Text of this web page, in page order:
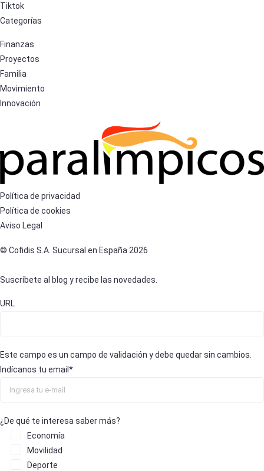
Tiktok
Categorías
Finanzas
Proyectos
Familia
Movimiento
Innovación
Política de privacidad
Política de cookies
Aviso Legal
© Cofidis S.A. Sucursal en España 2026
Suscríbete al blog y recibe las novedades.
URL
Este campo es un campo de validación y debe quedar sin cambios.
Indícanos tu email *
¿De qué te interesa saber más?
Economía
Movilidad
Deporte